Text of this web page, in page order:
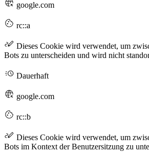
google.com
rc::a
Dieses Cookie wird verwendet, um
Bots zu unterscheiden und wird nicht
Dauerhaft
google.com
rc::b
Dieses Cookie wird verwendet, um
Bots im Kontext der Benutzersitzung zu